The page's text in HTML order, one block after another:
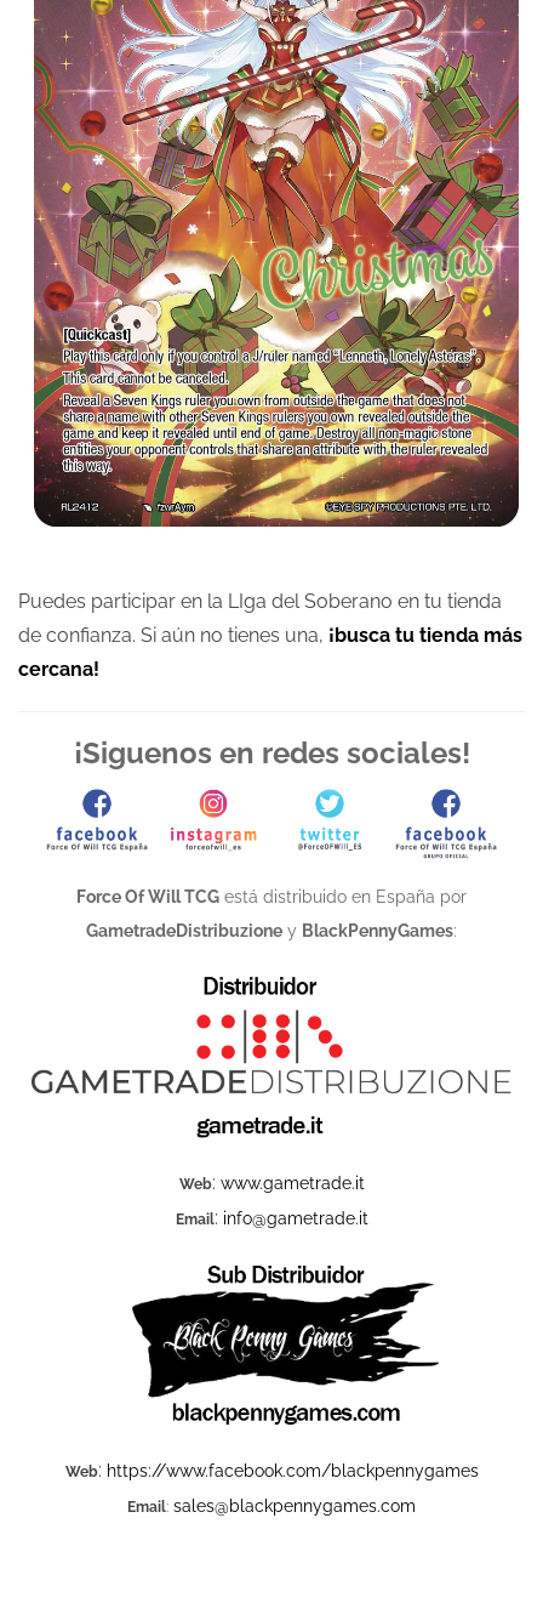
Puedes participar en la LIga del Soberano en tu tienda
de confianza. Si aún no tienes una, ¡busca tu tienda más
cercana!
¡Siguenos en redes sociales!
Force Of Will TCG está distribuido en España por
GametradeDistribuzione y BlackPennyGames:
Web: www.gametrade.it
Email: info@gametrade.it
Web: https://www.facebook.com/blackpennygames
Email: sales@blackpennygames.com